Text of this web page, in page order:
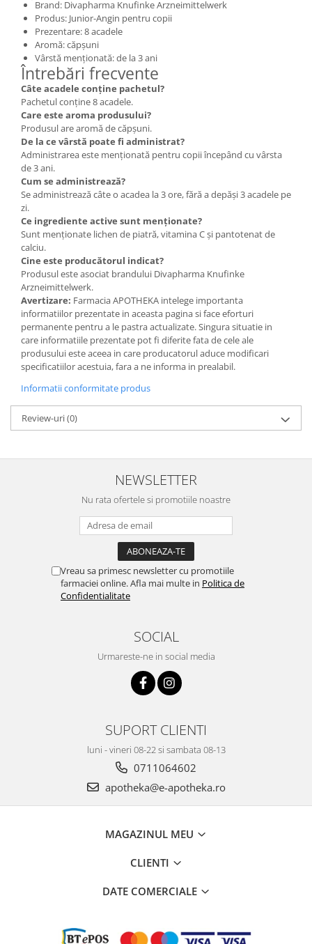
Brand: Divapharma Knufinke Arzneimittelwerk
Produs: Junior-Angin pentru copii
Prezentare: 8 acadele
Aromă: căpșuni
Vârstă menționată: de la 3 ani
Întrebări frecvente
Câte acadele conține pachetul?
Pachetul conține 8 acadele.
Care este aroma produsului?
Produsul are aromă de căpșuni.
De la ce vârstă poate fi administrat?
Administrarea este menționată pentru copii începând cu vârsta
de 3 ani.
Cum se administrează?
Se administrează câte o acadea la 3 ore, fără a depăși 3 acadele pe
zi.
Ce ingrediente active sunt menționate?
Sunt menționate lichen de piatră, vitamina C și pantotenat de
calciu.
Cine este producătorul indicat?
Produsul este asociat brandului Divapharma Knufinke
Arzneimittelwerk.
Avertizare: Farmacia APOTHEKA intelege importanta
informatiilor prezentate in aceasta pagina si face eforturi
permanente pentru a le pastra actualizate. Singura situatie in
care informatiile prezentate pot fi diferite fata de cele ale
produsului este aceea in care producatorul aduce modificari
specificatiilor acestuia, fara a ne informa in prealabil.
Informatii conformitate produs
Review-uri(0)
NEWSLETTER
Nu rata ofertele si promotiile noastre
Vreau sa primesc newsletter cu promotiile
farmaciei online. Afla mai multe in Politica de
Confidentialitate
SOCIAL
Urmareste-ne in social media
SUPORT CLIENTI
luni - vineri 08-22 si sambata 08-13
0711064602
apotheka@e-apotheka.ro
MAGAZINUL MEU
CLIENTI
DATE COMERCIALE